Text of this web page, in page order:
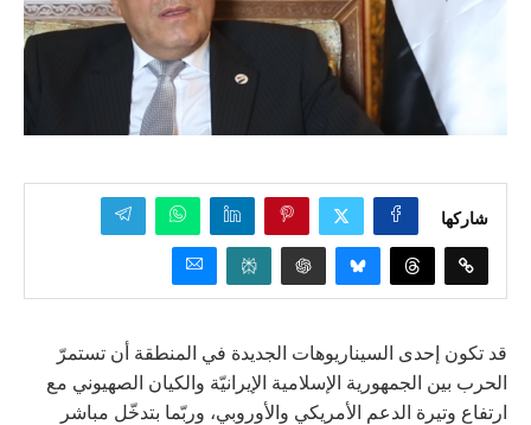
شاركها
قد تكون إحدى السيناريوهات الجديدة في المنطقة أن تستمرّ
الحرب بين الجمهورية الإسلامية الإيرانيّة والكيان الصهيوني مع
ارتفاع وتيرة الدعم الأمريكي والأوروبي، وربّما بتدخّل مباشر